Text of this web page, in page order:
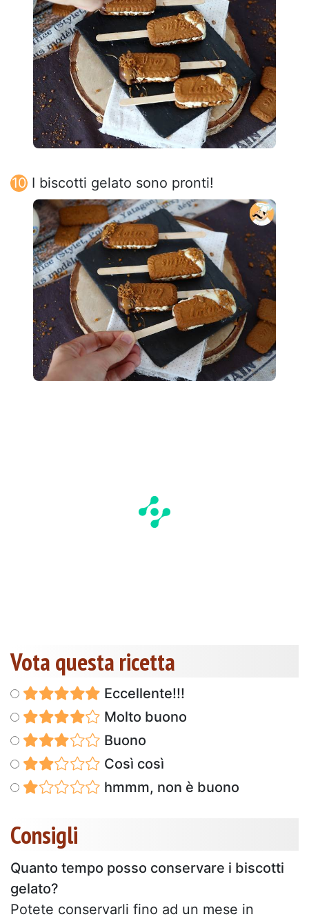
I biscotti gelato sono pronti!
Vota questa ricetta
Eccellente!!!
Molto buono
Buono
Così così
hmmm, non è buono
Consigli
Quanto tempo posso conservare i biscotti
gelato?
Potete conservarli fino ad un mese in